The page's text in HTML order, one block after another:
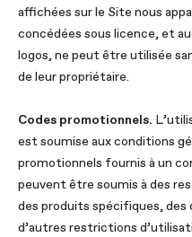
affichées sur le Site nous
concédées sous licence, et
logos, ne peut être utilisée
de leur propriétaire.
Codes promotionnels.
est soumise aux conditions
promotionnels fournis à un
peuvent être soumis à des
des produits spécifiques, des
d’autres restrictions